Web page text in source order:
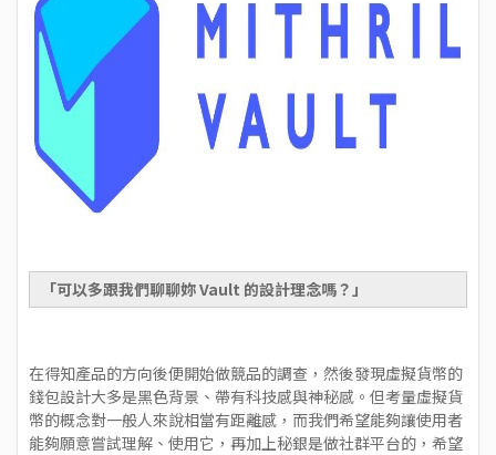
「可以多跟我們聊聊妳 Vault 的設計理念嗎？」
在得知產品的方向後便開始做競品的調查，然後發現虛擬貨幣的
錢包設計大多是黑色背景、帶有科技感與神秘感。但考量虛擬貨
幣的概念對一般人來說相當有距離感，而我們希望能夠讓使用者
能夠願意嘗試理解、使用它，再加上秘銀是做社群平台的，希望